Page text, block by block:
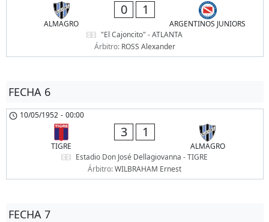
ALMAGRO
0 1
ARGENTINOS JUNIORS
"El Cajoncito" - ATLANTA
Árbitro: ROSS Alexander
FECHA 6
10/05/1952 - 00:00
TIGRE
3 1
ALMAGRO
Estadio Don José Dellagiovanna - TIGRE
Árbitro:WILBRAHAM Ernest
FECHA 7